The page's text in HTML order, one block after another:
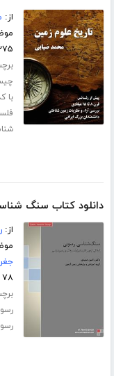
از:
۲۷۵
با
دانلود کتاب سنگ
از:
۷۸ صفحه